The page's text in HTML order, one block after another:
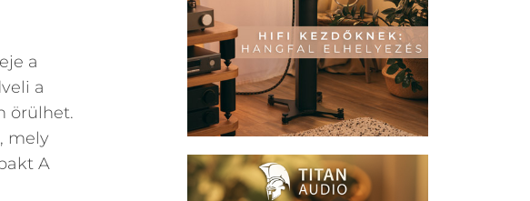
a
a
örülhet.
mely
A